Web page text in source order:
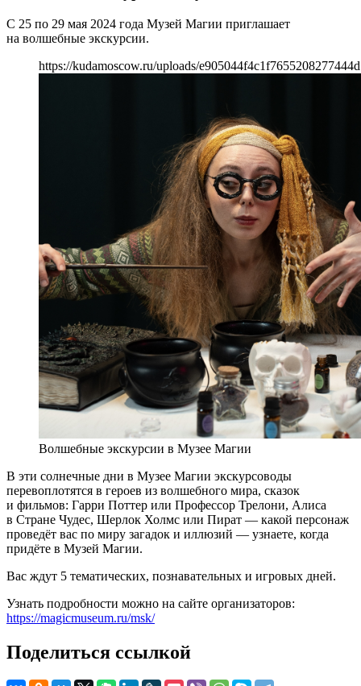
С 25 по 29 мая 2024 года Музей Магии приглашает
на волшебные экскурсии.
https://kudamoscow.ru/uploads/
Волшебные экскурсии в Музее Магии
В эти солнечные дни в Музее Магии экскурсоводы
перевоплотятся в героев из волшебного мира, сказок
и фильмов: Гарри Поттер или Профессор Трелони, Алиса
в Стране Чудес, Шерлок Холмс или Пират — какой персонаж
проведёт вас по миру загадок и иллюзий — узнаете, когда
придёте в Музей Магии.
Вас ждут 5 тематических, познавательных и игровых дней.
Узнать подробности можно на сайте организаторов:
https://magicmuseum.ru/msk/
Поделиться ссылкой